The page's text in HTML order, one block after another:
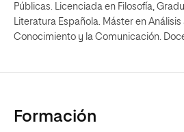
Públicas. Licenciada en Filosofía,
Literatura Española. Máster en
Conocimiento y la Comunicación.
Formación